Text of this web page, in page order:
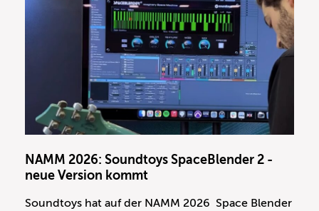
NAMM 2026: Soundtoys SpaceBlender 2 -
neue Version kommt
Soundtoys hat auf der NAMM 2026 Space Blender